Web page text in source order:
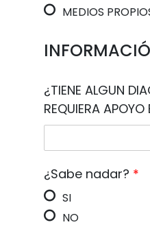
MEDIOS
¿TIENE ALGUN
REQUIERA
¿Sabe nadar? *
SI
NO